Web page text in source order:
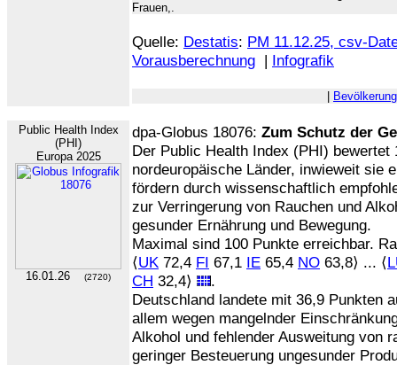
Frauen,.
Quelle: Destatis: PM 11.12.25, csv-
Vorausberechnung | Infografik
Bevölkerung
Public Health Index
(PHI)
Europa 2025
16.01.26 (2720)
dpa-Globus 18076: Zum Schutz der
Der Public Health Index (PHI) bewertet
nordeuropäische Länder, inwieweit sie
fördern durch wissenschaftlich
zur Verringerung von Rauchen und
gesunder Ernährung und Bewegung.
Maximal sind 100 Punkte erreichbar.
⟨UK 72,4 FI 67,1 IE 65,4 NO 63,8⟩ ... ⟨
CH 32,4⟩
.
Deutschland landete mit 36,9 Punkten
allem wegen mangelnder
Alkohol und fehlender Ausweitung von
geringer Besteuerung ungesunder